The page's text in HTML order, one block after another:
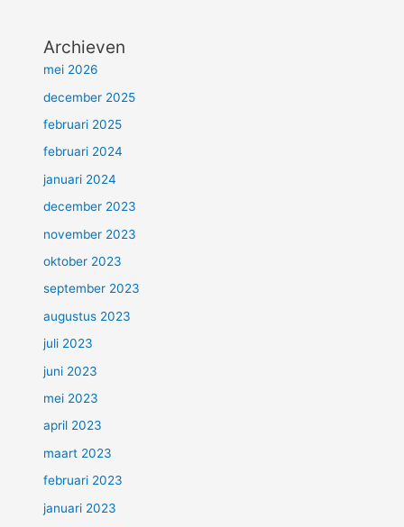
Archieven
mei 2026
december 2025
februari 2025
februari 2024
januari 2024
december 2023
november 2023
oktober 2023
september 2023
augustus 2023
juli 2023
juni 2023
mei 2023
april 2023
maart 2023
februari 2023
januari 2023